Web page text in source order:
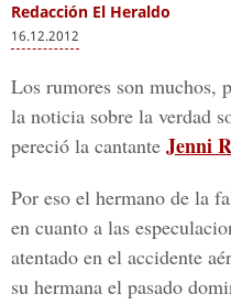
Redacción El Heraldo
16.12.2012
Los rumores son muchos,
la noticia sobre la verdad
pereció la cantante Jenni
Por eso el hermano de la
en cuanto a las
atentado en el accidente
su hermana el pasado